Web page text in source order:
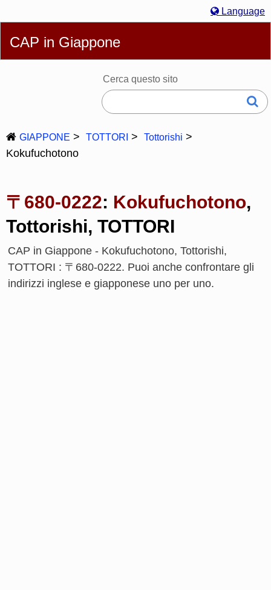
Language
Deutsch
Français Bahasa Melayu
日本語
CAP in Giappone
Cerca questo sito
GIAPPONE TOTTORI Tottorishi
Kokufuchotono
〒680-0222: Kokufuchotono,
Tottorishi, TOTTORI
CAP in Giappone - Kokufuchotono, Tottorishi,
TOTTORI : 〒680-0222. Puoi anche confrontare gli
indirizzi inglese e giapponese uno per uno.